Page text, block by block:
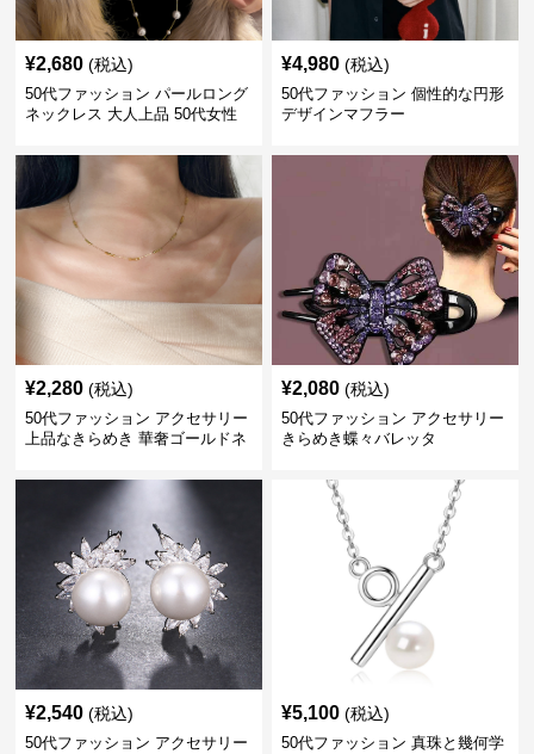
¥2,680 (税込)
50代ファッション パールロング
ネックレス 大人上品 50代女性
¥4,980 (税込)
50代ファッション 個性的な円形
デザインマフラー
¥2,280 (税込)
50代ファッション アクセサリー
上品なきらめき 華奢ゴールドネ
¥2,080 (税込)
50代ファッション アクセサリー
きらめき蝶々バレッタ
¥2,540 (税込)
50代ファッション アクセサリー
¥5,100 (税込)
50代ファッション 真珠と幾何学